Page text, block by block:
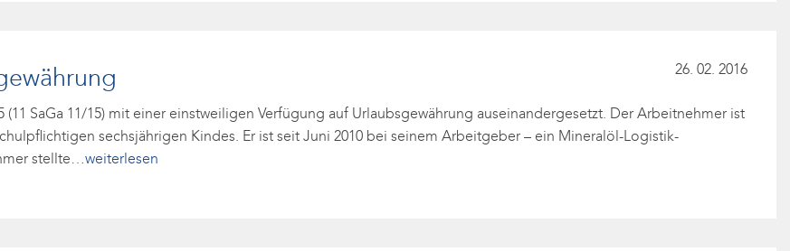
26. 02. 2016
SaGa 11/15) mit einer einstweiligen Verfügung auf Urlaubsgewährung auseinandergesetzt. Der Arbeitnehmer ist
sechsjährigen Kindes. Er ist seit Juni 2010 bei seinem Arbeitgeber – ein Mineralöl-Logistik-
stellte…weiterlesen